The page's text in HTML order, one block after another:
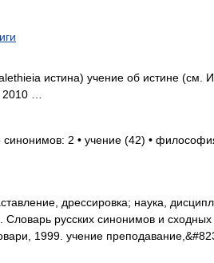
истина) учение об истине (см.
…
2 • учение (42) •
дрессировка; наука,
Словарь русских синонимов и
1999. учение